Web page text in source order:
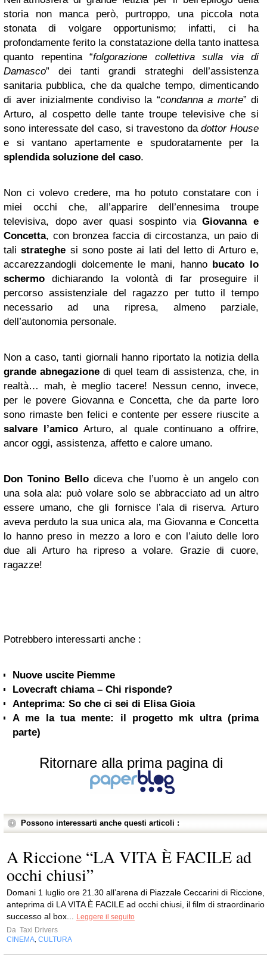
storia non manca però, purtroppo, una piccola nota
stonata di volgare opportunismo; infatti, ci ha
profondamente ferito la constatazione della tanto inattesa
quanto repentina “folgorazione collettiva sulla via di
Damasco” dei tanti grandi strateghi dell’assistenza
sanitaria pubblica, che da qualche tempo, dimenticando
di aver inizialmente condiviso la “condanna a morte” di
Arturo, al cospetto delle tante troupe televisive che si
sono interessate del caso, si travestono dadottor House
e si vantano apertamente e spudoratamente per la
splendida soluzione del caso.
Non ci volevo credere, ma ho potuto constatare con i
miei occhi che, all’apparire dell’ennesima troupe
televisiva, dopo aver quasi sospinto viaGiovanna e
Concetta, con bronzea faccia di circostanza, un paio di
talistrateghe si sono poste ai lati del letto di Arturo e,
accarezzandogli dolcemente le mani, hanno bucato lo
schermo dichiarando la volontà di far proseguire il
percorso assistenziale del ragazzo per tutto il tempo
necessario ad una ripresa, almeno parziale,
dell’autonomia personale.
Non a caso, tanti giornali hanno riportato la notizia della
grande abnegazione di quel team di assistenza, che, in
realtà… mah, è meglio tacere! Nessun cenno, invece,
per le povere Giovanna e Concetta, che da parte loro
sono rimaste ben felici e contente per essere riuscite a
salvare l’amico Arturo, al quale continuano a offrire,
ancor oggi, assistenza, affetto e calore umano.
Don Tonino Bello diceva che l’uomo è un angelo con
una sola ala: può volare solo se abbracciato ad un altro
essere umano, che gli fornisce l’ala di riserva. Arturo
aveva perduto la sua unica ala, ma Giovanna e Concetta
lo hanno preso in mezzo a loro e con l’aiuto delle loro
due ali Arturo ha ripreso a volare. Grazie di cuore,
ragazze!
Potrebbero interessarti anche :
Nuove uscite Piemme
Lovecraft chiama – Chi risponde?
Anteprima: So che ci sei di Elisa Gioia
A me la tua mente: il progetto mk ultra (prima
parte)
Ritornare alla prima pagina di
Possono interessarti anche questi articoli :
A Riccione “LA VITA È FACILE ad
occhi chiusi”
Domani 1 luglio ore 21.30 all’arena di Piazzale Ceccarini di Riccione,
anteprima di LA VITA È FACILE ad occhi chiusi, il film di straordinario
successo al box... Leggere il seguito
Da Taxi Drivers
CINEMA, CULTURA